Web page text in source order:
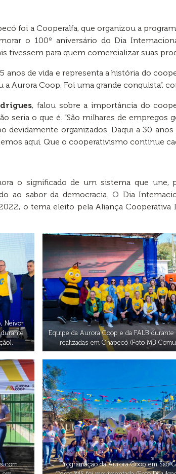
foi a Cooperalfa, que organizou a
o 100º aniversário do Dia
tivessem para quem comercializar suas
anos de vida e representa a história do
a Aurora Coop. Foi uma grande conquista”,
, falou sobre a importância do
seria o que é. “São milhares de
organizados. Daqui a 30
aqui. Que o cooperativismo continue
o significado de um sistema que une,
ao sabor da democracia. O Dia
o tema eleito pela Aliança
Neivor
Equipe da Aurora Coop e da FALB durante
realizadas em Chapecó (Foto MB
com
Programação da Aurora Coop em São